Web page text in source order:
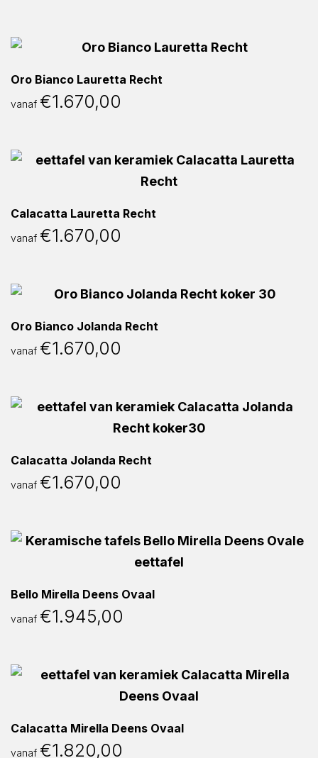
Oro Bianco Lauretta Recht
vanaf €1.670,00
Calacatta Lauretta Recht
vanaf €1.670,00
Oro Bianco Jolanda Recht
vanaf €1.670,00
Calacatta Jolanda Recht
vanaf €1.670,00
Bello Mirella Deens Ovaal
vanaf €1.945,00
Calacatta Mirella Deens Ovaal
vanaf €1.820,00